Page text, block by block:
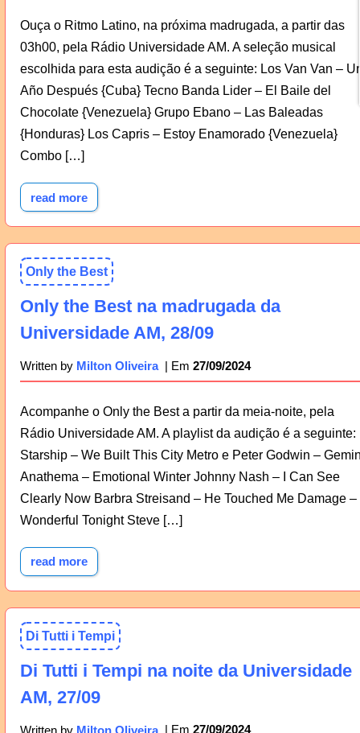
Ouça o Ritmo Latino, na próxima madrugada, a partir das
03h00, pela Rádio Universidade AM. A seleção musical
escolhida para esta audição é a seguinte: Los Van Van –
Año Después {Cuba} Tecno Banda Lider – El Baile del
Chocolate {Venezuela} Grupo Ebano – Las Baleadas
{Honduras} Los Capris – Estoy Enamorado {Venezuela}
Combo […]
read more
Only the Best
Only the Best na madrugada da
Universidade AM, 28/09
Written by Milton Oliveira 27/09/2024
Acompanhe o Only the Best a partir da meia-noite, pela
Rádio Universidade AM. A playlist da audição é a seguinte:
Starship – We Built This City Metro e Peter Godwin –
Anathema – Emotional Winter Johnny Nash – I Can See
Clearly Now Barbra Streisand – He Touched Me Damage –
Wonderful Tonight Steve […]
read more
Di Tutti i Tempi
Di Tutti i Tempi na noite da Universidade
AM, 27/09
27/09/2024